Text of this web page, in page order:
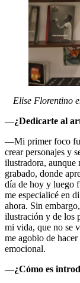
Elise Florentino
—¿Dedicarte al
—Mi primer foco
crear personajes y
ilustradora, aunque
grabado, donde
día de hoy y luego
me especialicé en
ahora. Sin
ilustración y de los
mi vida, que no se
me agobio de
emocional.
—¿Cómo es